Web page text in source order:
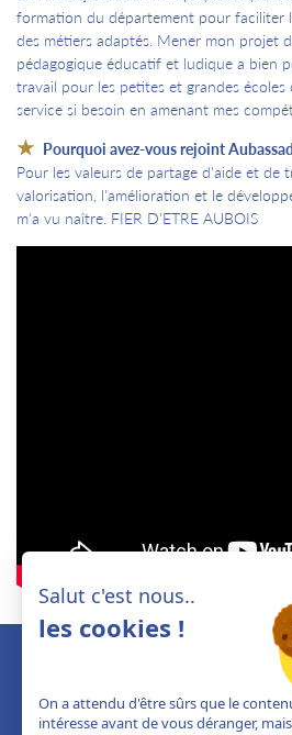
formation du département pour faciliter
des métiers adaptés. Mener mon projet
pédagogique éducatif et ludique a bien
travail pour les petites et grandes
service si besoin en amenant mes
Pourquoi avez-vous rejoint
Pour les valeurs de partage d'aide et de
valorisation, l'amélioration et le
m'a vu naître. FIER D'ETRE AUBOIS
Salut c'est nous..
les cookies !
On a attendu d'être sûrs que le
intéresse avant de vous déranger,